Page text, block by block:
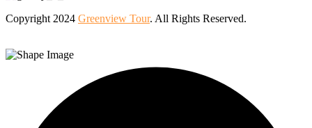
Copyright 2024 Greenview Tour. All Rights Reserved.